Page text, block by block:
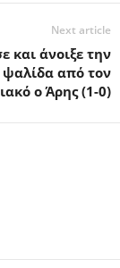
Next article
και άνοιξε την
ψαλίδα από τον
ο Άρης (1-0)